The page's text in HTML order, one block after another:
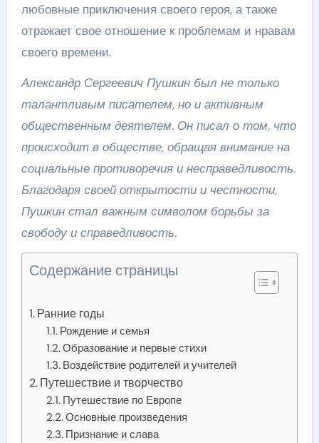
любовные приключения своего героя, а также
отражает свое отношение к проблемам и нравам
своего времени.
Александр Сергеевич Пушкин был не только
талантливым писателем, но и активным
общественным деятелем. Он писал о том, что
происходит в обществе, обращая внимание на
социальные противоречия и несправедливость.
Благодаря своей открытости и честности,
Пушкин стал важным символом борьбы за
свободу и справедливость.
Содержание страницы
Ранние годы
Рождение и семья
Образование и первые стихи
Воздействие родителей и учителей
Путешествие и творчество
Путешествие по Европе
Основные произведения
Признание и слава